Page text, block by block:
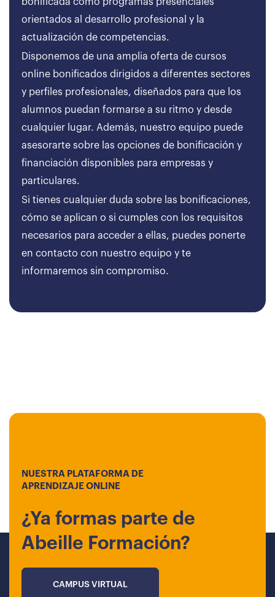
orientados al desarrollo profesional y la
actualización de competencias.
Disponemos de una amplia oferta de cursos
online bonificados dirigidos a diferentes sectores
y perfiles profesionales, diseñados para que los
alumnos puedan formarse a su ritmo y desde
cualquier lugar. Además, nuestro equipo puede
asesorarte sobre las opciones de bonificación y
financiación disponibles para empresas y
particulares.
Si tienes cualquier duda sobre las bonificaciones,
cómo se aplican o si cumples con los requisitos
necesarios para acceder a ellas, puedes ponerte
en contacto con nuestro equipo y te
informaremos sin compromiso.
NUESTRA PLATAFORMA DE
APRENDIZAJE ONLINE
¿Ya formas parte de
Abeille Formación?
CAMPUS VIRTUAL